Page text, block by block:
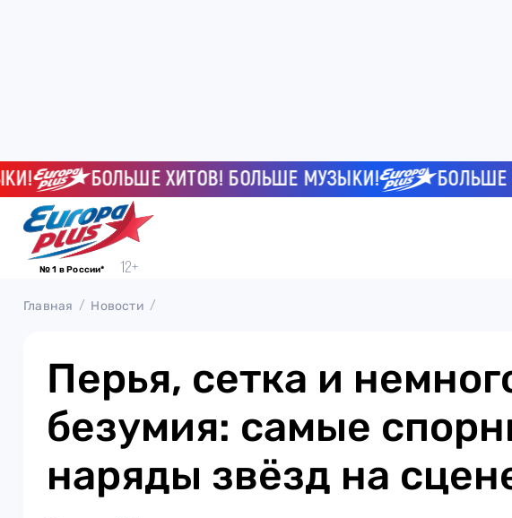
БОЛЬШЕ ХИТОВ! БОЛЬШЕ МУЗЫКИ! БОЛЬШЕ
№ 1 в России*
Главная Новости
Перья, сетка и
безумия: самые
наряды звёзд на